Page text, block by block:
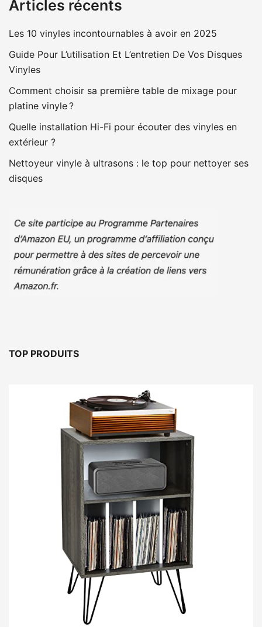
Articles récents
Les 10 vinyles incontournables à avoir en 2025
Guide Pour L’utilisation Et L’entretien De Vos Disques
Vinyles
Comment choisir sa première table de mixage pour
platine vinyle ?
Quelle installation Hi-Fi pour écouter des vinyles en
extérieur ?
Nettoyeur vinyle à ultrasons : le top pour nettoyer ses
disques
TOP PRODUITS